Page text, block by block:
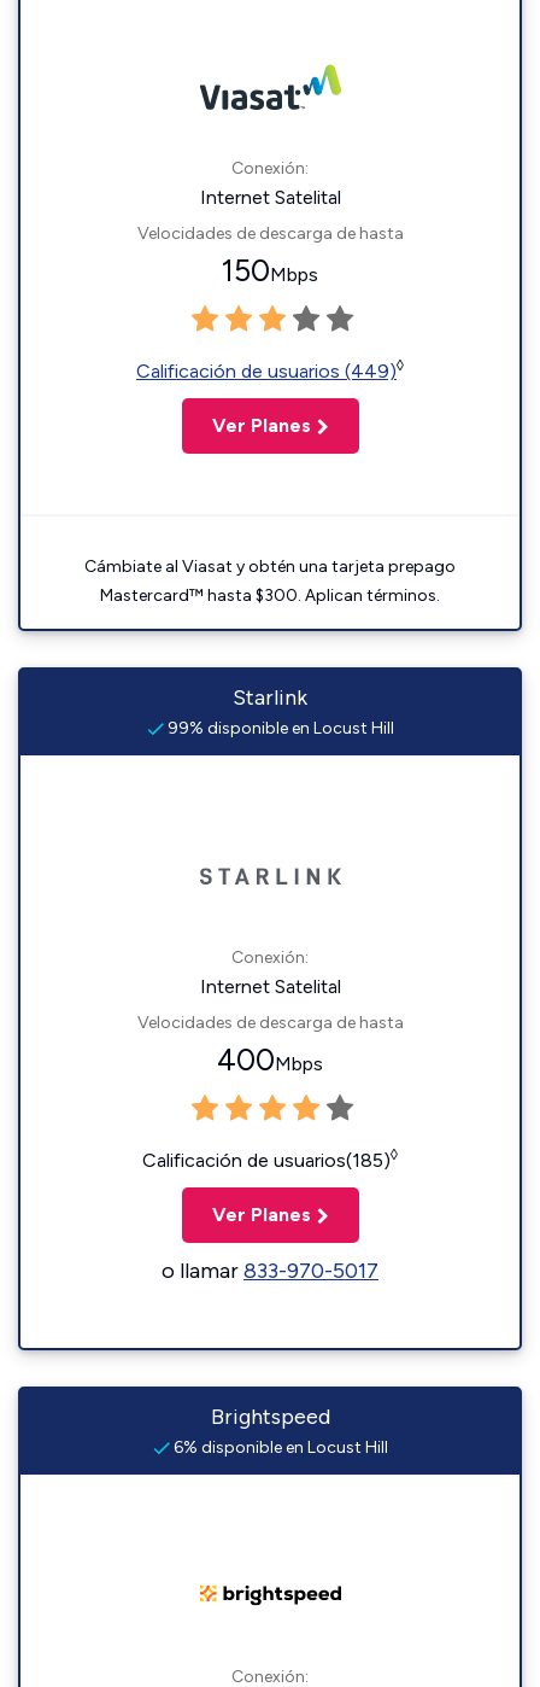
Conexión:
Internet Satelital
Velocidades de descarga de hasta
150Mbps
Calificación de usuarios (449)◊
Ver Planes
Cámbiate al Viasat y obtén una tarjeta prepago
Mastercard™ hasta $300. Aplican términos.
Starlink
99% disponible en Locust Hill
Conexión:
Internet Satelital
Velocidades de descarga de hasta
400Mbps
Calificación de usuarios(185)◊
Ver Planes
o llamar833-970-5017
Brightspeed
6% disponible en Locust Hill
Conexión: